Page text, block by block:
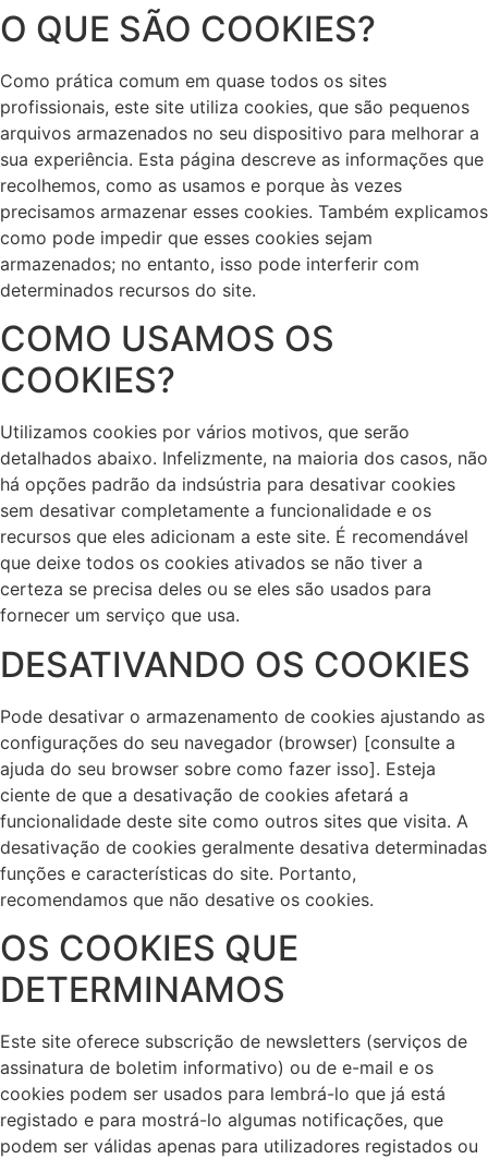
O QUE SÃO COOKIES?
Como prática comum em quase todos os sites
profissionais, este site utiliza cookies, que são pequenos
arquivos armazenados no seu dispositivo para melhorar a
sua experiência. Esta página descreve as informações que
recolhemos, como as usamos e porque às vezes
precisamos armazenar esses cookies. Também explicamos
como pode impedir que esses cookies sejam
armazenados; no entanto, isso pode interferir com
determinados recursos do site.
COMO USAMOS OS
COOKIES?
Utilizamos cookies por vários motivos, que serão
detalhados abaixo. Infelizmente, na maioria dos casos, não
há opções padrão da indsústria para desativar cookies
sem desativar completamente a funcionalidade e os
recursos que eles adicionam a este site. É recomendável
que deixe todos os cookies ativados se não tiver a
certeza se precisa deles ou se eles são usados para
fornecer um serviço que usa.
DESATIVANDO OS COOKIES
Pode desativar o armazenamento de cookies ajustando as
configurações do seu navegador (browser) [consulte a
ajuda do seu browser sobre como fazer isso]. Esteja
ciente de que a desativação de cookies afetará a
funcionalidade deste site como outros sites que visita. A
desativação de cookies geralmente desativa determinadas
funções e características do site. Portanto,
recomendamos que não desative os cookies.
OS COOKIES QUE
DETERMINAMOS
Este site oferece subscrição de newsletters (serviços de
assinatura de boletim informativo) ou de e-mail e os
cookies podem ser usados para lembrá-lo que já está
registado e para mostrá-lo algumas notificações, que
podem ser válidas apenas para utilizadores registados ou